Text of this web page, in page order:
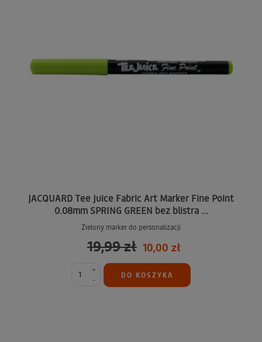
JACQUARD Tee Juice Fabric Art Marker Fine Point
0.08mm SPRING GREEN bez blistra ...
Zielony marker do personalizacji
19,99 zł 10,00 zł
-
+
DO KOSZYKA